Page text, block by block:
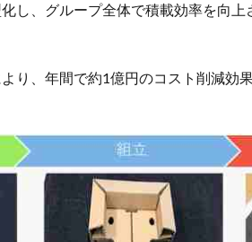
し、グループ全体で積載効率を向
り、年間で約1億円のコスト削減効果